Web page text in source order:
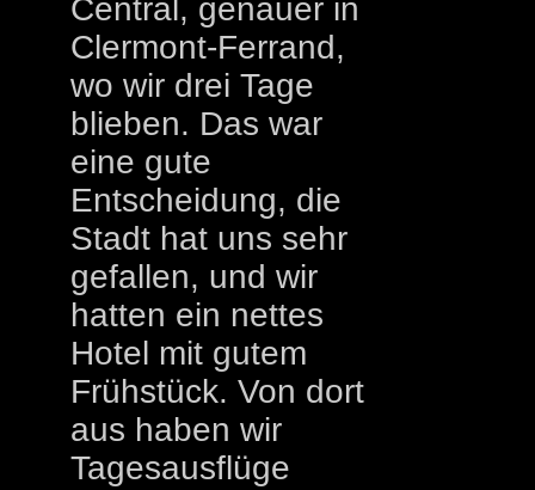
Central, genauer in
Clermont-Ferrand,
wo wir drei Tage
blieben. Das war
eine gute
Entscheidung, die
Stadt hat uns sehr
gefallen, und wir
hatten ein nettes
Hotel mit gutem
Frühstück. Von dort
aus haben wir
Tagesausflüge